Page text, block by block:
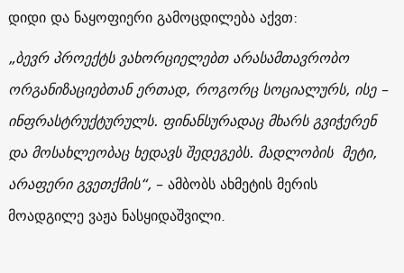
დიდი და ნაყოფიერი გამოცდილება აქვთ:
„ბევრ პროექტს ვახორციელებთ არასამთავრობო
ორგანიზაციებთან ერთად, როგორც სოციალურს, ისე –
ინფრასტრუქტურულს. ფინანსურადაც მხარს გვიჭერენ
და მოსახლეობაც ხედავს შედეგებს. მადლობის მეტი,
არაფერი გვეთქმის“, – ამბობს ახმეტის მერის
მოადგილე ვაჟა ნასყიდაშვილი.